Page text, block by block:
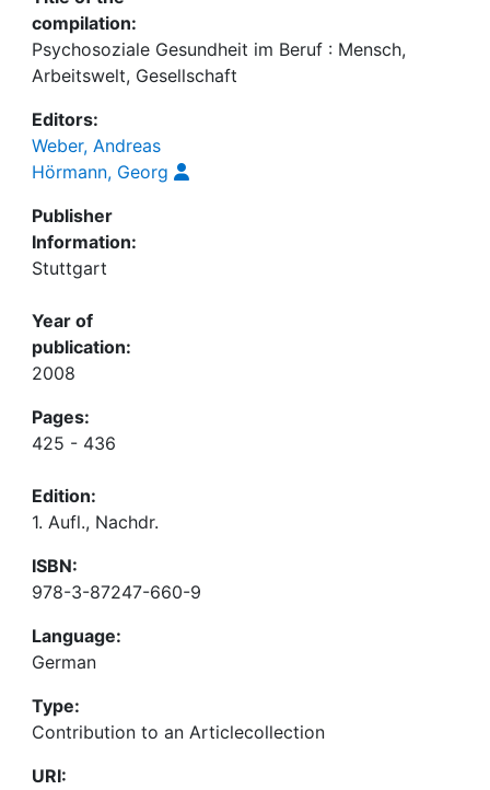
compilation:
Psychosoziale Gesundheit im Beruf : Mensch,
Arbeitswelt, Gesellschaft
Editors:
Weber, Andreas
Hörmann, Georg
Publisher
Information:
Stuttgart
Year of
publication:
2008
Pages:
425 - 436
Edition:
1. Aufl., Nachdr.
ISBN:
978-3-87247-660-9
Language:
German
Type:
Contribution to an Articlecollection
URI: